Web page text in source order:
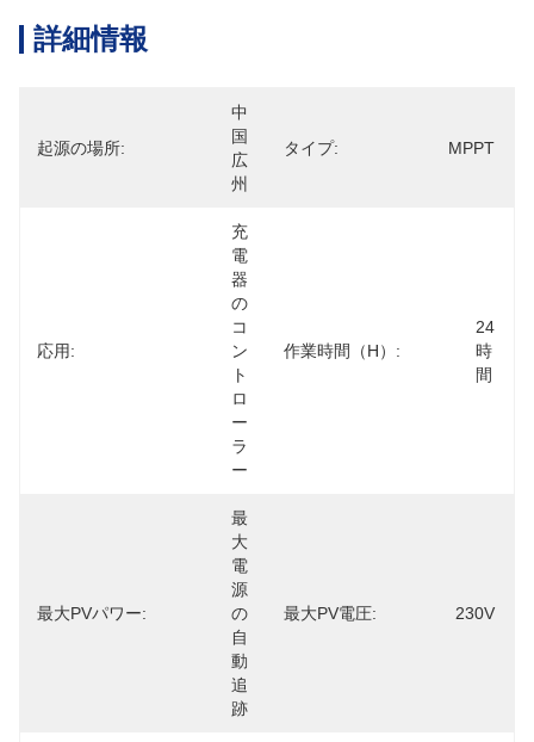
詳細情報
起源の場所:
中
国
広
州
タイプ: MPPT
応用:
充
電
器
の
コ
ン
ト
ロ
ー
ラ
ー
作業時間（h）:
24
時
間
最大PVパワー:
最
大
電
源
の
自
動
追
跡
最大PV電圧: 230V